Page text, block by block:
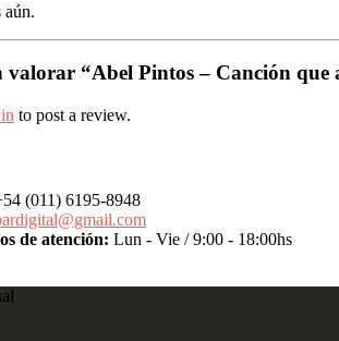
aún.
valorar “Abel Pintos – Canción que
to post a review.
(011) 6195-8948
de atención: Lun - Vie / 9:00 - 18:00hs